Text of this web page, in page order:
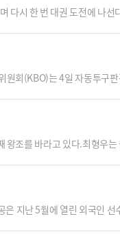
다시 한 번 대권 도전에 나선
원회(KBO)는 4일 자동투구
조를 바라고 있다.최형우
지난 5월에 열린 외국인